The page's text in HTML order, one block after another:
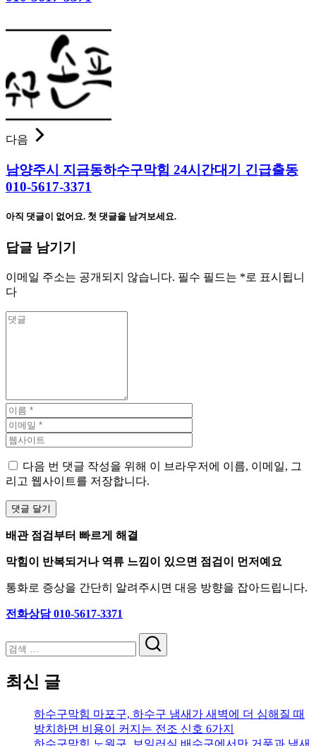
다음
남양주시 지금동하수구막힘 24시간대기 긴급출동
010-5617-3371
아직 댓글이 없어요. 첫 댓글을 남겨보세요.
답글 남기기
이메일 주소는 공개되지 않습니다. 필수 필드는 *로 표시됩니
다
다음 번 댓글 작성을 위해 이 브라우저에 이름, 이메일, 그
리고 웹사이트를 저장합니다.
배관 점검부터 빠르게 해결
막힘이 반복되거나 역류 느낌이 있으면 점검이 먼저예요
통화로 증상을 간단히 알려주시면 대응 방향을 잡아드립니다.
전화상담 010-5617-3371
검
최신 글
하수구막힘 마포구, 하수구 냄새가 새벽에 더 심해질 때
방치하면 비용이 커지는 전조 신호 6가지
하수구막힘 노원구, 보일러실 배수구에서만 거품과 냄새